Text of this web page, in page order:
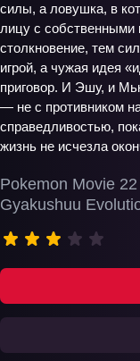
Pokemon Movie
Gyakushuu
силы, а ловушка, в
лицу с
столкновение, тем
игрой, а чужая идея
приговор. И Эшу, и
— не с противником
справедливостью,
жизнь не исчезла